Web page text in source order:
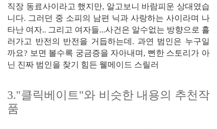
직장 동료사이라고 했지만, 알고보니 바람피운 상대였습
니다. 그러던 중 소피의 남편 닉과 사랑하는 사이라며 나
타난 여자.. 그리고 여자들...사건은 알수없는 방향으로 흘
러가고 반전의 반전을 거듭하는데. 과연 범인은 누구일
까요? 보면 볼수록 궁금증을 자아내며, 뻔한 스토리가 아
닌 진짜 범인을 찾기 힘든 웰메이드 스릴러
3."클릭베이트"와 비슷한 내용의 추천작
품